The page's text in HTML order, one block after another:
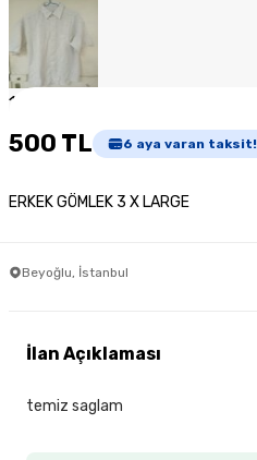
1
500 TL 6 aya varan taksit!
ERKEK GÖMLEK 3 X LARGE
Beyoğlu, İstanbul
İlan Açıklaması
temiz saglam